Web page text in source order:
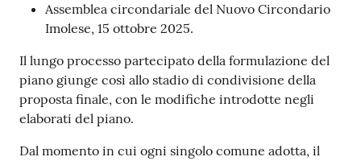
Assemblea circondariale del Nuovo Circondario
Imolese, 15 ottobre 2025.
Il lungo processo partecipato della formulazione del
piano giunge così allo stadio di condivisione della
proposta finale, con le modifiche introdotte negli
elaborati del piano.
Dal momento in cui ogni singolo comune adotta, il